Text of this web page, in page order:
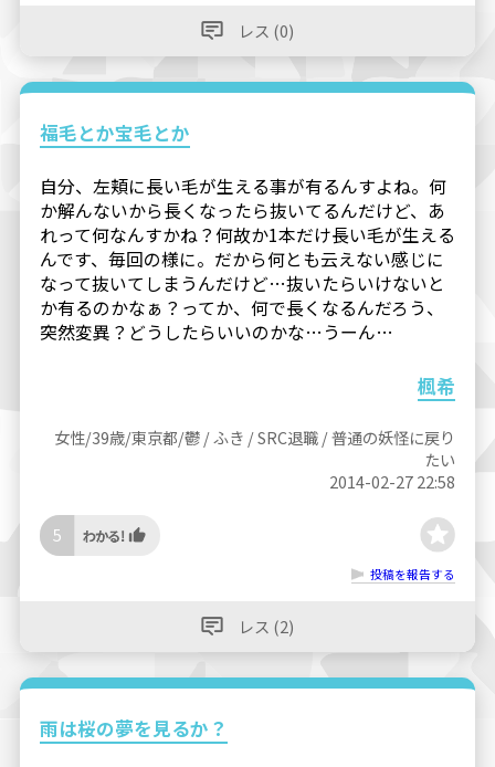
レス (0)
福毛とか宝毛とか
自分、左頬に長い毛が生える事が有るんすよね。何
か解んないから長くなったら抜いてるんだけど、あ
れって何なんすかね？何故か1本だけ長い毛が生える
んです、毎回の様に。だから何とも云えない感じに
なって抜いてしまうんだけど…抜いたらいけないと
か有るのかなぁ？ってか、何で長くなるんだろう、
突然変異？どうしたらいいのかな…うーん…
楓希
女性/39歳/東京都/鬱 / ふき / SRC退職 / 普通の妖怪に戻り
たい
2014-02-27 22:58
5
投稿を報告する
レス (2)
雨は桜の夢を見るか？